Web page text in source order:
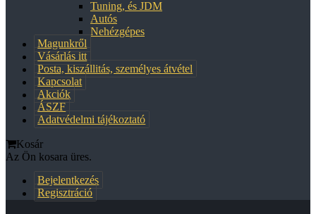
Tuning, és JDM
Autós
Nehézgépes
Magunkről
Vásárlás itt
Posta, kiszállitás, személyes átvétel
Kapcsolat
Akciók
ÁSZF
Adatvédelmi tájékoztató
Kosár
Az Ön kosara üres.
Bejelentkezés
Regisztráció